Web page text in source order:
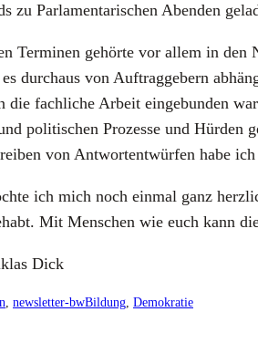
zu Par­la­men­ta­ri­schen Aben­den
Ter­mi­nen gehör­te vor allem in
durch­aus von Auf­trag­ge­bern
die fach­li­che Arbeit ein­ge­bun­den
poli­ti­schen Pro­zes­se und
von Ant­wort­ent­wür­fen habe
ich mich noch ein­mal ganz
Mit Men­schen wie euch kann
Dick
, newsletter-bwBildung, Demokratie